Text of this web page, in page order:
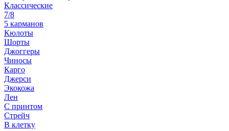
Классические
7/8
5 карманов
Кюлоты
Шорты
Джоггеры
Чиносы
Карго
Джерси
Экокожа
Лен
С принтом
Стрейч
В клетку